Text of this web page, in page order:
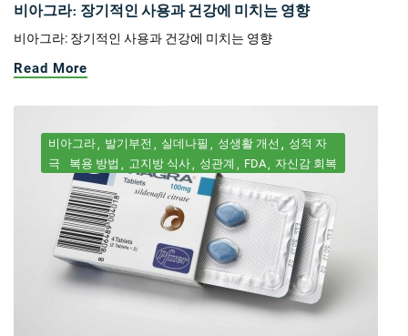
비아그라: 장기적인 사용과 건강에 미치는 영향
비아그라: 장기적인 사용과 건강에 미치는 영향
Read More
비아그라 발기부전 실데나필 성생활 개선
성적 자
극
복용 방법 고지방 식사 성관계 FDA 자신감 회복